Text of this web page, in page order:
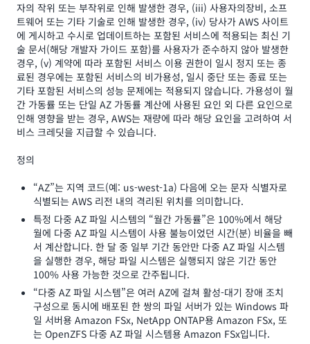
자의 작위 또는 부작위로 인해 발생한 경우, (iii) 사용자의장비, 소프
트웨어 또는 기타 기술로 인해 발생한 경우, (iv) 당사가 AWS 사이트
에 게시하고 수시로 업데이트하는 포함된 서비스에 적용되는 최신 기
술 문서(해당 개발자 가이드 포함)를 사용자가 준수하지 않아 발생한
경우, (v) 계약에 따라 포함된 서비스 이용 권한이 일시 정지 또는 종
료된 경우에는 포함된 서비스의 비가용성, 일시 중단 또는 종료 또는
기타 포함된 서비스의 성능 문제에는 적용되지 않습니다. 가용성이 월
간 가동률 또는 단일 AZ 가동률 계산에 사용된 요인 외 다른 요인으로
인해 영향을 받는 경우, AWS는 재량에 따라 해당 요인을 고려하여 서
비스 크레딧을 지급할 수 있습니다.
정의
“AZ”는 지역 코드(예: us-west-1a) 다음에 오는 문자 식별자로
식별되는 AWS 리전 내의 격리된 위치를 의미합니다.
특정 다중 AZ 파일 시스템의 “월간 가동률”은 100%에서 해당
월에 다중 AZ 파일 시스템이 사용 불능이었던 시간(분) 비율을 빼
서 계산합니다. 한 달 중 일부 기간 동안만 다중 AZ 파일 시스템
을 실행한 경우, 해당 파일 시스템은 실행되지 않은 기간 동안
100% 사용 가능한 것으로 간주됩니다.
“다중 AZ 파일 시스템”은 여러 AZ에 걸쳐 활성-대기 장애 조치
구성으로 동시에 배포된 한 쌍의 파일 서버가 있는 Windows 파
일 서버용 Amazon FSx, NetApp ONTAP용 Amazon FSx, 또
는 OpenZFS 다중 AZ 파일 시스템용 Amazon FSx입니다.